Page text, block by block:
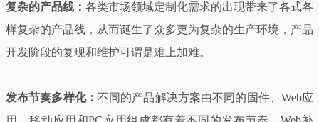
复杂的产品线： 各类市场领域定制化需求的出现带来了各式各
样复杂的产品线，从而诞生了众多更为复杂的生产环境，产品
开发阶段的复现和维护可谓是难上加难。
发布节奏多样化： 不同的产品解决方案由不同的固件、Web应